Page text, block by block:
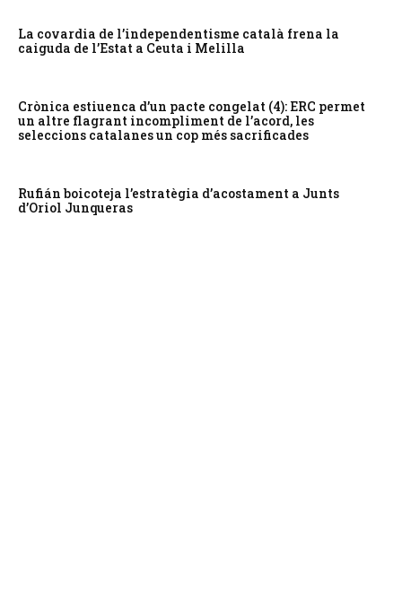
La covardia de l’independentisme català frena la
caiguda de l’Estat a Ceuta i Melilla
Crònica estiuenca d’un pacte congelat (4): ERC permet
un altre flagrant incompliment de l’acord, les
seleccions catalanes un cop més sacrificades
Rufián boicoteja l’estratègia d’acostament a Junts
d’Oriol Junqueras